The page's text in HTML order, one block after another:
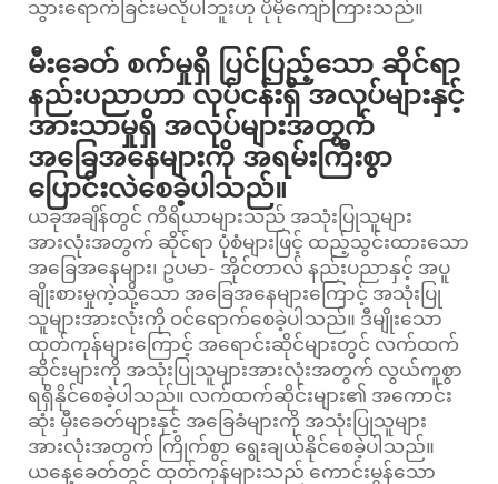
သွားရောက်ခြင်းမလိုပါဘူးဟု ပိုမိုကျော်ကြားသည်။
မီးခေတ် စက်မှုရှိ ပြင်ပြည့်သော ဆိုင်ရာ
နည်းပညာဟာ လုပ်ငန်းရှိ အလုပ်များနှင့်
အားသာမှုရှိ အလုပ်များအတွက်
အခြေအနေများကို အရမ်းကြီးစွာ
ပြောင်းလဲစေခဲ့ပါသည်။
ယခုအချိန်တွင် ကိရိယာများသည် အသုံးပြုသူများ
အားလုံးအတွက် ဆိုင်ရာ ပုံစံများဖြင့် ထည့်သွင်းထားသော
အခြေအနေများ၊ ဥပမာ- အိုင်တာလ် နည်းပညာနှင့် အပူ
ချိုးစားမှုကဲ့သို့သော အခြေအနေများကြောင့် အသုံးပြု
သူများအားလုံးကို ဝင်ရောက်စေခဲ့ပါသည်။ ဒီမျိုးသော
ထုတ်ကုန်များကြောင့် အရောင်းဆိုင်များတွင် လက်ထက်
ဆိုင်းများကို အသုံးပြုသူများအားလုံးအတွက် လွယ်ကူစွာ
ရရှိနိုင်စေခဲ့ပါသည်။ လက်ထက်ဆိုင်းများ၏ အကောင်း
ဆုံး မှီးခေတ်များနှင့် အခြေခံများကို အသုံးပြုသူများ
အားလုံးအတွက် ကြိုက်စွာ ရွေးချယ်နိုင်စေခဲ့ပါသည်။
ယနေ့ခေတ်တွင် ထုတ်ကုန်များသည် ကောင်းမွန်သော